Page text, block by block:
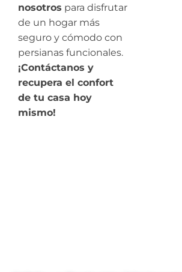
nosotros para disfrutar
de un hogar más
seguro y cómodo con
persianas funcionales.
¡Contáctanos y
recupera el confort
de tu casa hoy
mismo!